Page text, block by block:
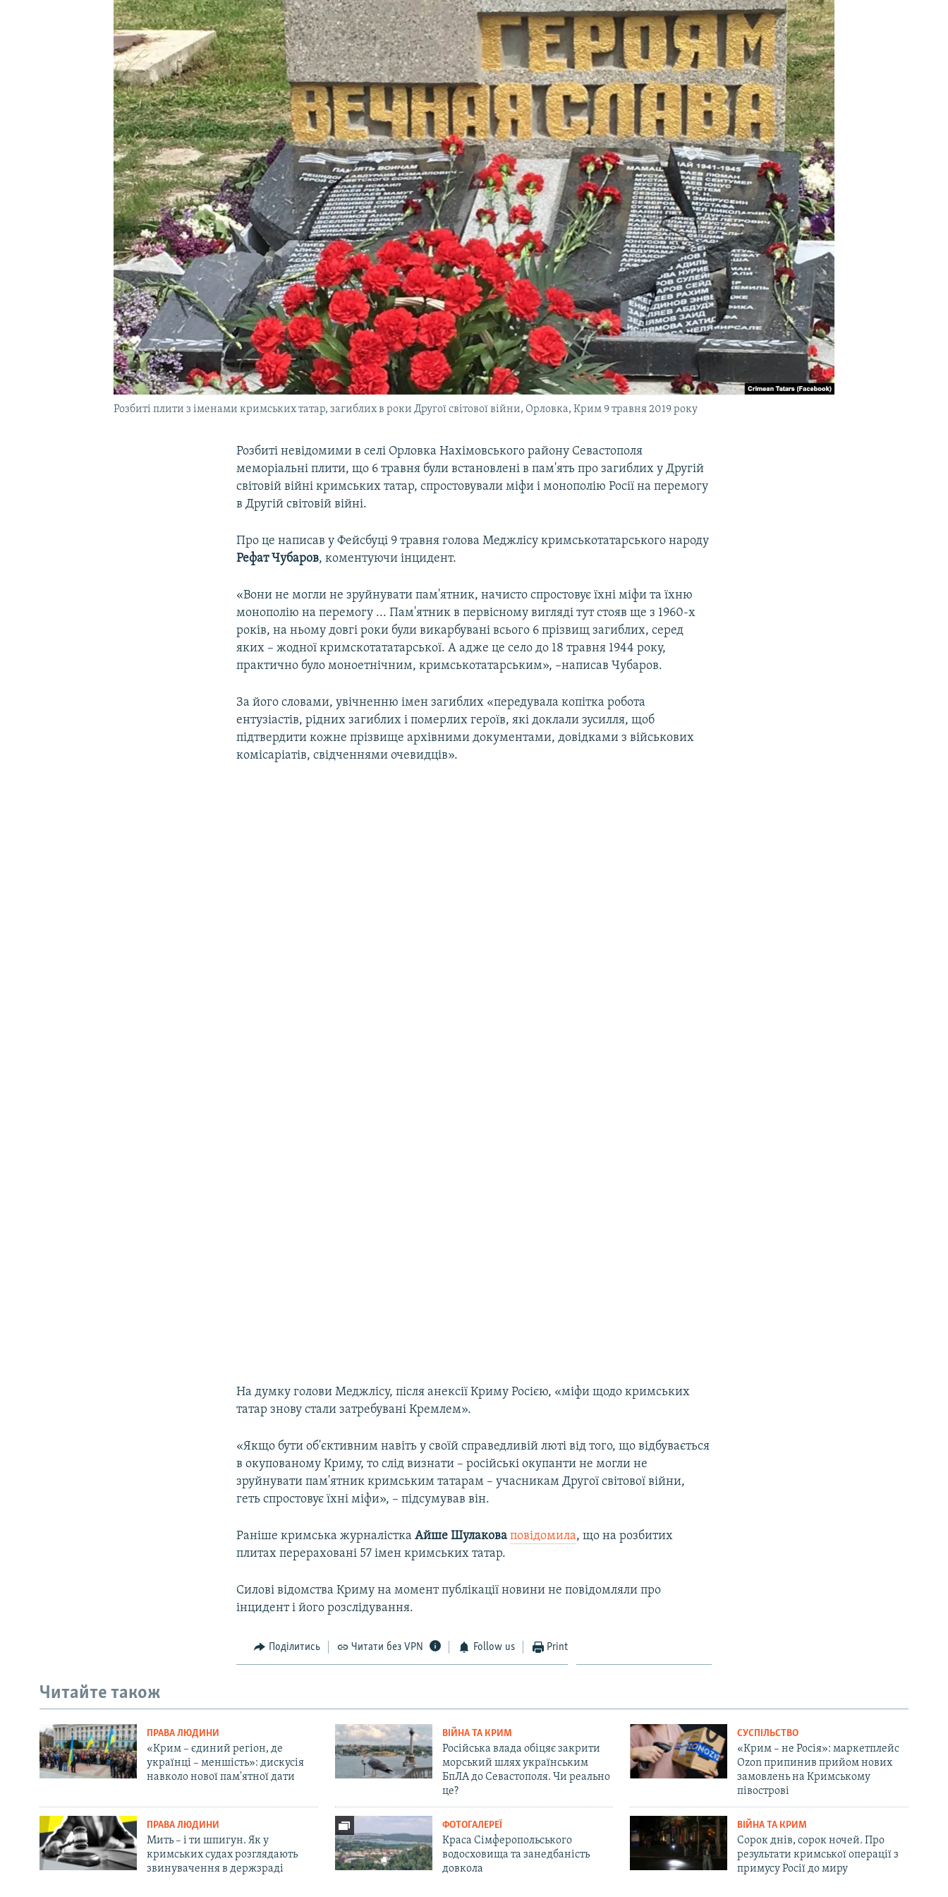
УКРАЇНСЬКА ПРОБЛЕМА КРИМУ
Розбиті плити з іменами кримських татар, загиблих в роки Другої світової війни, Орловка, Крим 9 травня 2019 року
Розбиті невідомими в селі Орловка Нахімовського району Севастополя
меморіальні плити, що 6 травня були встановлені в пам'ять про загиблих у Другій
світовій війні кримських татар, спростовували міфи і монополію Росії на перемогу
в Другій світовій війні.
Про це написав у Фейсбуці 9 травня голова Меджлісу кримськотатарського народу
Рефат Чубаров, коментуючи інцидент.
«Вони не могли не зруйнувати пам'ятник, начисто спростовує їхні міфи та їхню
монополію на перемогу ... Пам'ятник в первісному вигляді тут стояв ще з 1960-х
років, на ньому довгі роки були викарбувані всього 6 прізвищ загиблих, серед
яких – жодної кримскотататарської. А адже це село до 18 травня 1944 року,
практично було моноетнічним, кримськотатарським», –написав Чубаров.
За його словами, увічненню імен загиблих «передувала копітка робота
ентузіастів, рідних загиблих і померлих героїв, які доклали зусилля, щоб
підтвердити кожне прізвище архівними документами, довідками з військових
комісаріатів, свідченнями очевидців».
На думку голови Меджлісу, після анексії Криму Росією, «міфи щодо кримських
татар знову стали затребувані Кремлем».
«Якщо бути об'єктивним навіть у своїй справедливій люті від того, що відбувається
в окупованому Криму, то слід визнати – російські окупанти не могли не
зруйнувати пам'ятник кримським татарам – учасникам Другої світової війни,
геть спростовує їхні міфи», – підсумував він.
Раніше кримська журналісткаАйше Шулакова повідомила, що на розбитих
плитах перераховані 57 імен кримських татар.
Силові відомства Криму на момент публікації новини не повідомляли про
інцидент і його розслідування.
Поділитись Читати без VPN Follow us Print
Читайте також
ПРАВА ЛЮДИНИ
«Крим – єдиний регіон, де
українці – меншість»: дискусія
навколо нової пам'ятної дати
ВІЙНА ТА КРИМ
Російська влада обіцяє закрити
морський шлях українським
БпЛА до Севастополя. Чи реально
це?
СУСПІЛЬСТВО
«Крим – не Росія»: маркетплейс
Ozon припинив прийом нових
замовлень на Кримському
півострові
ПРАВА ЛЮДИНИ
Мить – і ти шпигун. Як у
кримських судах розглядають
звинувачення в держзраді
ФОТОГАЛЕРЕЇ
Краса Сімферопольського
водосховища та занедбаність
довкола
ВІЙНА ТА КРИМ
Сорок днів, сорок ночей. Про
результати кримської операції з
примусу Росії до миру